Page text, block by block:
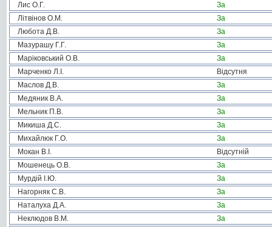
Лис О.Г.
За
Літвінов О.М.
За
Любота Д.В.
За
Мазурашу Г.Г.
За
Маріковський О.В.
За
Марченко Л.І.
Відсутня
Маслов Д.В.
За
Медяник В.А.
За
Мельник П.В.
За
Микиша Д.С.
За
Михайлюк Г.О.
За
Мокан В.І.
Відсутній
Мошенець О.В.
За
Мурдій І.Ю.
За
Нагорняк С.В.
За
Наталуха Д.А.
За
Неклюдов В.М.
За